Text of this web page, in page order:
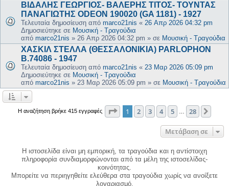
ΒΙΔΑΛΗΣ ΓΕΩΡΓΙΟΣ- ΒΑΛΕΡΗΣ ΤΙΤΟΣ- ΤΟΥΝΤΑΣ
ΠΑΝΑΓΙΩΤΗΣ ODEON 190020 (GA 1181) - 1927
Τελευταία δημοσίευση από marco21nis « 26 Απρ 2026 04:32 pm
Δημοσιεύτηκε σε Μουσική - Τραγούδια
από marco21nis » 26 Απρ 2026 04:32 pm » σε Μουσική - Τραγούδια
ΧΑΣΚΙΛ ΣΤΕΛΛΑ (ΘΕΣΣΑΛΟΝΙΚΙΑ) PARLOPHON
B.74086 - 1947
Τελευταία δημοσίευση από marco21nis « 23 Μαρ 2026 05:09 pm
Δημοσιεύτηκε σε Μουσική - Τραγούδια
από marco21nis » 23 Μαρ 2026 05:09 pm » σε Μουσική - Τραγούδια
Η αναζήτηση βρήκε 415 εγγραφές Σελίδα από28
1 2 3 4 5 28
Μετάβαση σε
Η ιστοσελίδα είναι μη εμπορική, τα τραγούδια και η αντίστοιχη
πληροφορία συνδιαμορφώνονται από τα μέλη της ιστοσελίδας-
κοινότητας.
Μπορείτε να περιηγηθείτε ελεύθερα στα τραγούδια χωρίς να ανοίξετε
λογαριασμό.